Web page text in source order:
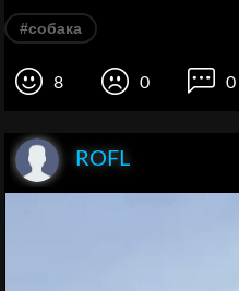
#собака
8 0 0
ROFL